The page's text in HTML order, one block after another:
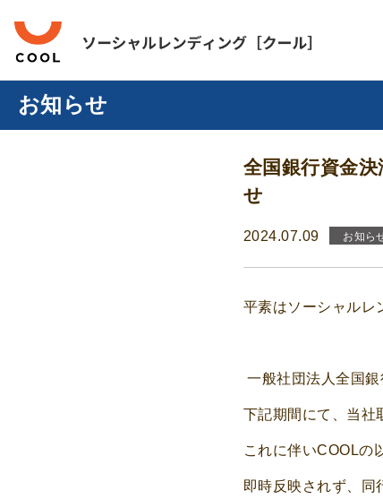
お知らせ
全国銀行資金
せ
2024.07.09 お知ら
平素はソーシャルレ
一般社団法人全国
下記期間にて、当社
これに伴いCOOLの
即時反映されず、同